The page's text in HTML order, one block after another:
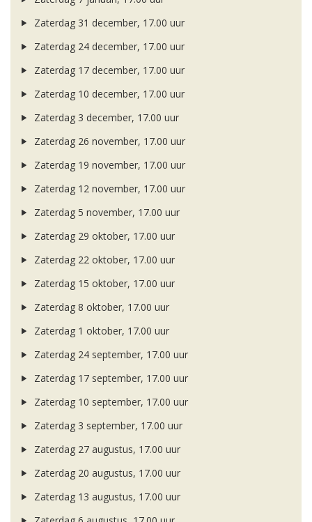
Zaterdag 31 december, 17.00 uur
Zaterdag 24 december, 17.00 uur
Zaterdag 17 december, 17.00 uur
Zaterdag 10 december, 17.00 uur
Zaterdag 3 december, 17.00 uur
Zaterdag 26 november, 17.00 uur
Zaterdag 19 november, 17.00 uur
Zaterdag 12 november, 17.00 uur
Zaterdag 5 november, 17.00 uur
Zaterdag 29 oktober, 17.00 uur
Zaterdag 22 oktober, 17.00 uur
Zaterdag 15 oktober, 17.00 uur
Zaterdag 8 oktober, 17.00 uur
Zaterdag 1 oktober, 17.00 uur
Zaterdag 24 september, 17.00 uur
Zaterdag 17 september, 17.00 uur
Zaterdag 10 september, 17.00 uur
Zaterdag 3 september, 17.00 uur
Zaterdag 27 augustus, 17.00 uur
Zaterdag 20 augustus, 17.00 uur
Zaterdag 13 augustus, 17.00 uur